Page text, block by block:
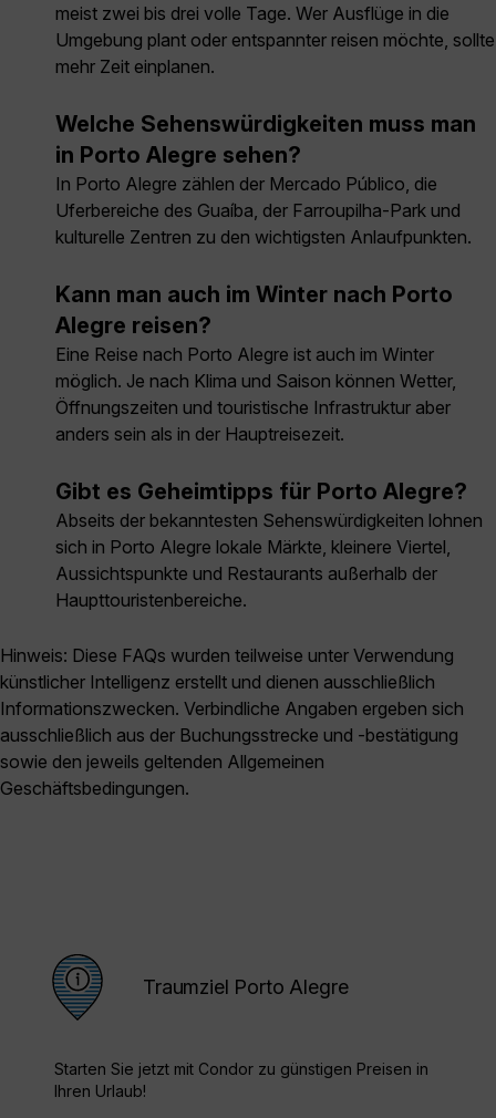
meist zwei bis drei volle Tage. Wer Ausflüge in die
Umgebung plant oder entspannter reisen möchte, sollte
mehr Zeit einplanen.
Welche Sehenswürdigkeiten muss man
in Porto Alegre sehen?
In Porto Alegre zählen der Mercado Público, die
Uferbereiche des Guaíba, der Farroupilha-Park und
kulturelle Zentren zu den wichtigsten Anlaufpunkten.
Kann man auch im Winter nach Porto
Alegre reisen?
Eine Reise nach Porto Alegre ist auch im Winter
möglich. Je nach Klima und Saison können Wetter,
Öffnungszeiten und touristische Infrastruktur aber
anders sein als in der Hauptreisezeit.
Gibt es Geheimtipps für Porto Alegre?
Abseits der bekanntesten Sehenswürdigkeiten lohnen
sich in Porto Alegre lokale Märkte, kleinere Viertel,
Aussichtspunkte und Restaurants außerhalb der
Haupttouristenbereiche.
Hinweis: Diese FAQs wurden teilweise unter Verwendung
künstlicher Intelligenz erstellt und dienen ausschließlich
Informationszwecken. Verbindliche Angaben ergeben sich
ausschließlich aus der Buchungsstrecke und -bestätigung
sowie den jeweils geltenden Allgemeinen
Geschäftsbedingungen.
Traumziel Porto Alegre
Starten Sie jetzt mit Condor zu günstigen Preisen in
Ihren Urlaub!